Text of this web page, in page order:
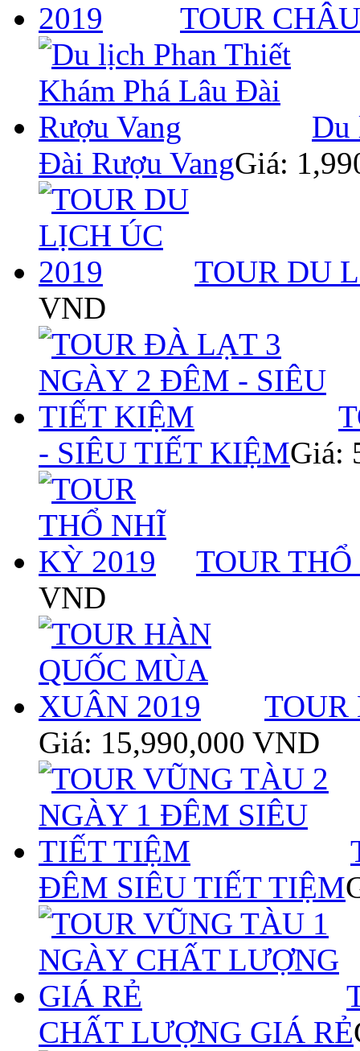
TOUR
Du
Đài Rượu VangGiá:
TOUR DU
VND
- SIÊU TIẾT KIỆMGiá:
TOUR
VND
TOUR
Giá: 15,990,000 VND
ĐÊM SIÊU TIẾT TIỆM
CHẤT LƯỢNG GIÁ RẺ